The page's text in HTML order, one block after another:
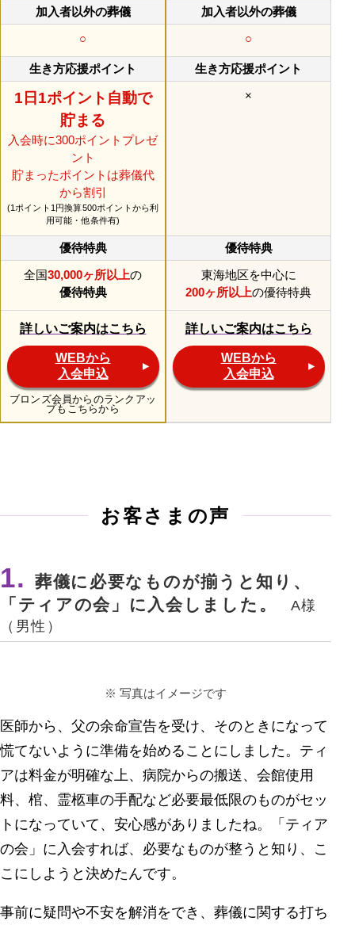
○ ○
1日1ポイント自動で
貯まる
入会時に300ポイントプレゼ
ント
貯まったポイントは葬儀代
から割引
(1ポイント1円換算500ポイントから利
用可能・他条件有)
×
全国30,000ヶ所以上の
優待特典
東海地区を中心に
200ヶ所以上の優待特典
詳しいご案内はこちら
WEBから
入会申込
ブロンズ会員からのランクアッ
プもこちらから
詳しいご案内はこちら
WEBから
入会申込
お客さまの声
葬儀に必要なものが揃うと知り、
「ティアの会」に入会しました。
A様
（男性）
写真はイメージです
医師から、父の余命宣告を受け、そのときになって
慌てないように準備を始めることにしました。ティ
アは料金が明確な上、病院からの搬送、会館使用
料、棺、霊柩車の手配など必要最低限のものがセッ
トになっていて、安心感がありましたね。「ティア
の会」に入会すれば、必要なものが整うと知り、こ
こにしようと決めたんです。
事前に疑問や不安を解消をでき、葬儀に関する打ち